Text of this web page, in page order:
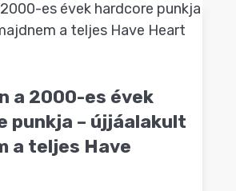
a 2000-es évek
punkja – újjáalakult
a teljes Have